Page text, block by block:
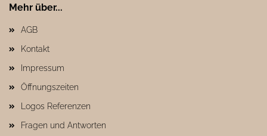
Mehr über...
AGB
Kontakt
Impressum
Öffnungszeiten
Logos Referenzen
Fragen und Antworten